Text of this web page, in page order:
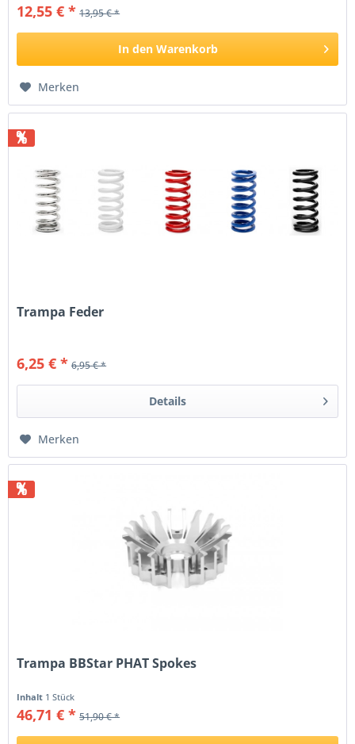
12,55 € * 13,95 € *
In den Warenkorb
Merken
%
Trampa Feder
6,25 € * 6,95 € *
Details
Merken
%
Trampa BBStar PHAT Spokes
Inhalt 1 Stück
46,71 € * 51,90 € *